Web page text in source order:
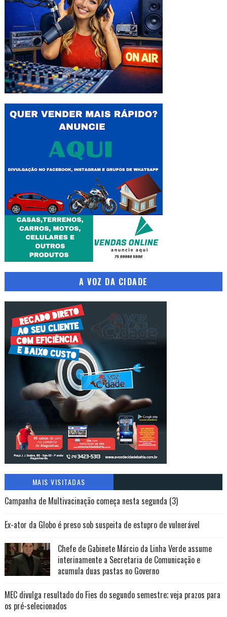
A VOZ DA CIDADE
MAIS VISITADAS
Campanha de Multivacinação começa nesta segunda (3)
Ex-ator da Globo é preso sob suspeita de estupro de vulnerável
Chefe de Gabinete Márcio da Linha Verde assume
interinamente a Secretaria de Comunicação e
acumula duas pastas no Governo
MEC divulga resultado do Fies do segundo semestre; veja prazos para
os pré-selecionados